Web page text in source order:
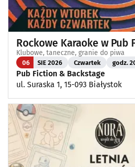
Rockowe Karaoke w Pub
Klubowe, taneczne, granie do piwa
06 SIE 2026 Czwartek godz.
Pub Fiction & Backstage
ul. Suraska 1, 15-093 Białystok